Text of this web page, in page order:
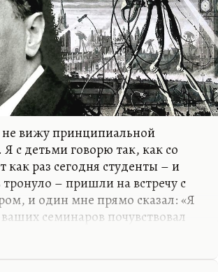
не вижу принципиальной
с детьми говорю так, как со
как раз сегодня студенты – и
тронуло – пришли на встречу с
и один мне прямо сказал: «Я
семинаров почувствовал
хотел, но в каком-то смысле,